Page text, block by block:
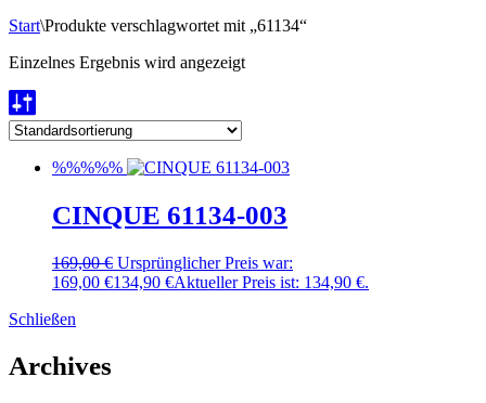
Start\Produkte verschlagwortet mit „61134“
Einzelnes Ergebnis wird angezeigt
%%%%%
CINQUE 61134-003
169,00€ Ursprünglicher Preis war:
169,00 €134,90 €Aktueller Preis ist: 134,90 €.
Schließen
Archives